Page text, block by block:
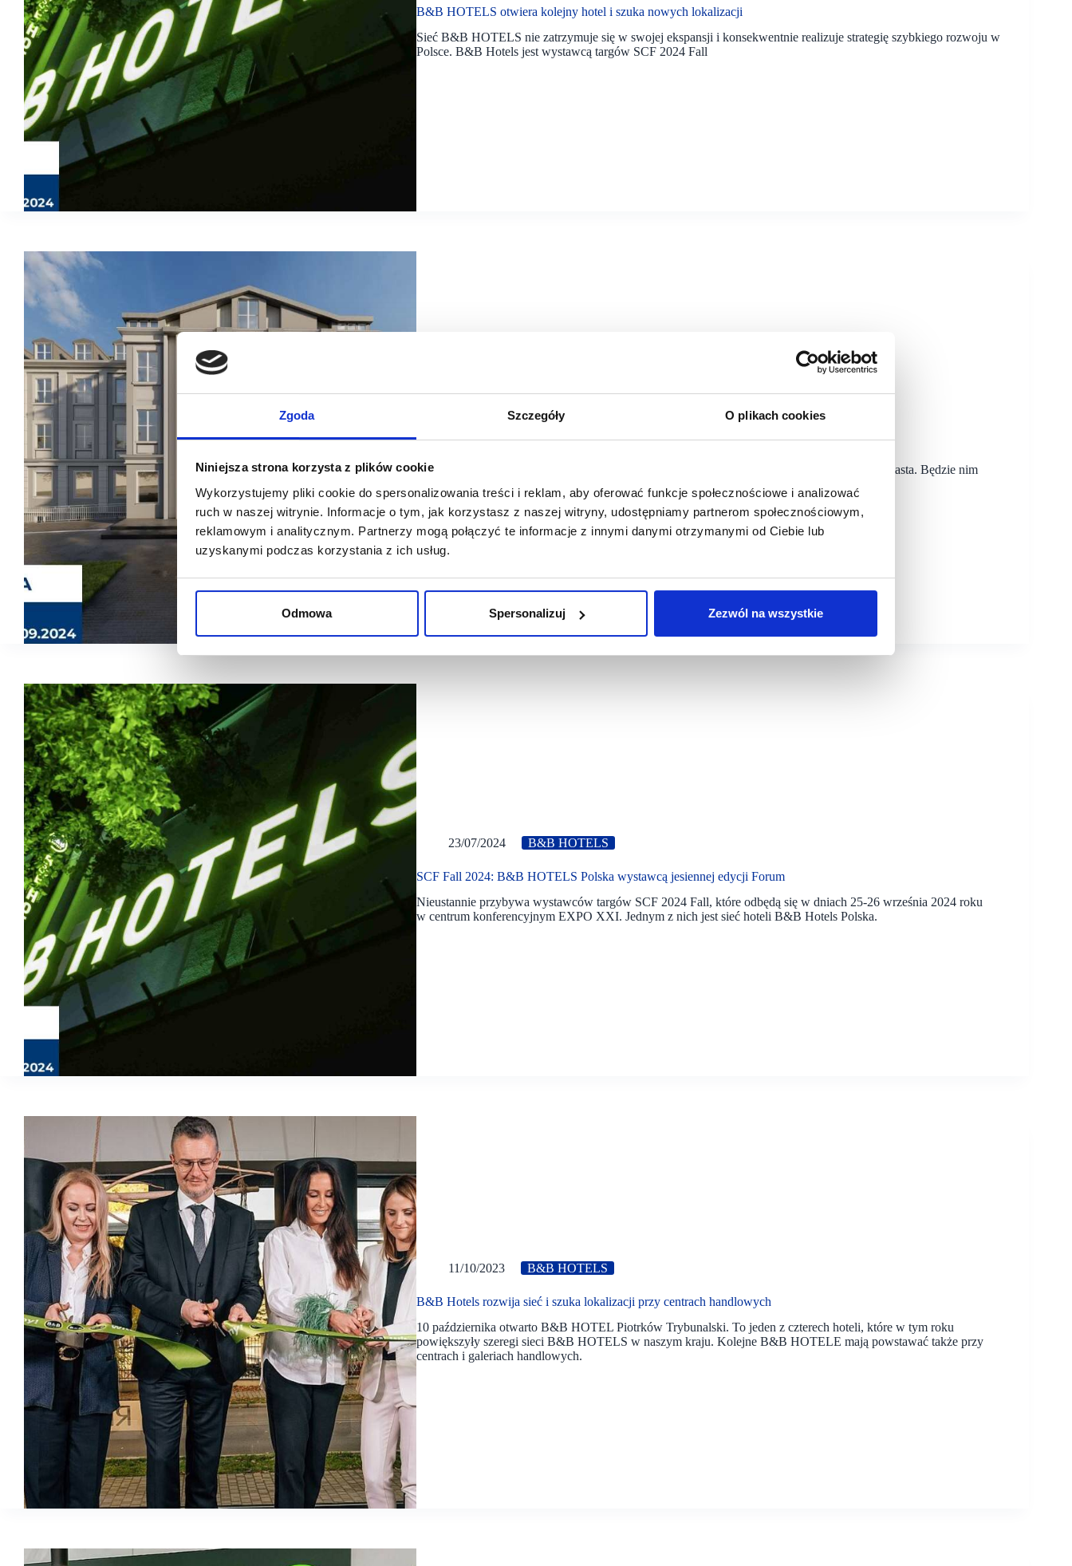
Zgoda Szczegóły O plikach cookies
Niniejsza strona korzysta z plików cookie
Wykorzystujemy pliki cookie do spersonalizowania treści i reklam, aby oferować funkcje społecznościowe i analizować
ruch w naszej witrynie. Informacje o tym, jak korzystasz z naszej witryny, udostępniamy partnerom społecznościowym,
reklamowym i analitycznym. Partnerzy mogą połączyć te informacje z innymi danymi otrzymanymi od Ciebie lub
uzyskanymi podczas korzystania z ich usług.
Odmowa Spersonalizuj Zezwól na wszystkie
B&B HOTELS otwiera kolejny hotel i szuka nowych lokalizacji
Sieć B&B HOTELS nie zatrzymuje się w swojej ekspansji i konsekwentnie realizuje strategię szybkiego rozwoju w
Polsce. B&B Hotels jest wystawcą targów SCF 2024 Fall
B&B HOTELS
B&B HOTELS z ambitnymi planami ekspansji w Polsce
Już wkrótce międzynarodowa sieć hotelowa B&B HOTELS zawita do kolejnego polskiego miasta. Będzie nim
23/07/2024 B&B HOTELS
SCF Fall 2024: B&B HOTELS Polska wystawcą jesiennej edycji Forum
Nieustannie przybywa wystawców targów SCF 2024 Fall, które odbędą się w dniach 25-26 września 2024 roku
w centrum konferencyjnym EXPO XXI. Jednym z nich jest sieć hoteli B&B Hotels Polska.
11/10/2023 B&B HOTELS
B&B Hotels rozwija sieć i szuka lokalizacji przy centrach handlowych
10 października otwarto B&B HOTEL Piotrków Trybunalski. To jeden z czterech hoteli, które w tym roku
powiększyły szeregi sieci B&B HOTELS w naszym kraju. Kolejne B&B HOTELE mają powstawać także przy
centrach i galeriach handlowych.